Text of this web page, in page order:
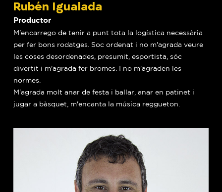
Rubén Igualada
Productor
M'encarrego de tenir a punt tota la logística necessària
per fer bons rodatges. Soc ordenat i no m'agrada veure
les coses desordenades, presumit, esportista, sóc
divertit i m'agrada fer bromes. I no m'agraden les
normes.
M'agrada molt anar de festa i ballar, anar en patinet i
jugar a bàsquet, m'encanta la música reggueton.